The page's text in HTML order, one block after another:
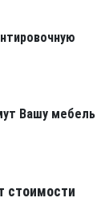
Вашу мебель
стоимости